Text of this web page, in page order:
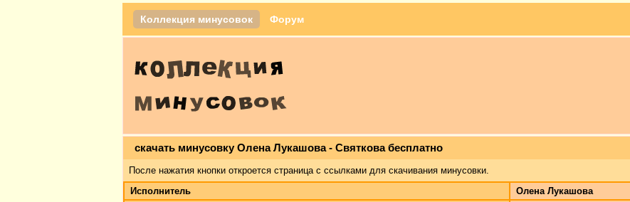
Коллекция минусовок Форум
скачать минусовку Олена Лукашова - Святкова бесплатно
После нажатия кнопки откроется страница с ссылками для скачивания минусовки.
Исполнитель
Олена Лукашова